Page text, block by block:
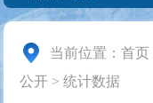
当前位置：首页
公开 >统计数据